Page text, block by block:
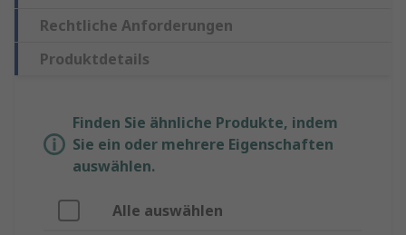
Rechtliche Anforderungen
Produktdetails
Finden Sie ähnliche Produkte, indem
Sie ein oder mehrere Eigenschaften
auswählen.
Alle auswählen